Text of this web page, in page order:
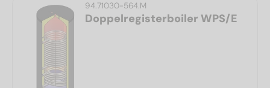
94.71030-564.M
Doppelregisterboiler WPS/E